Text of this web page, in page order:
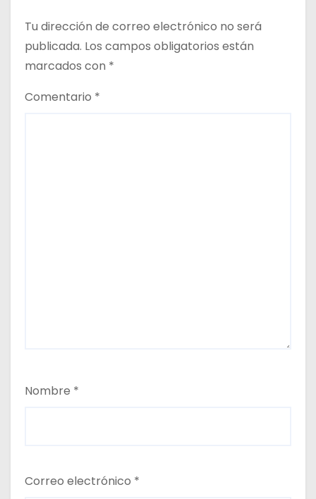
Tu dirección de correo electrónico no será
publicada. Los campos obligatorios están
marcados con *
Comentario *
Nombre *
Correo electrónico *